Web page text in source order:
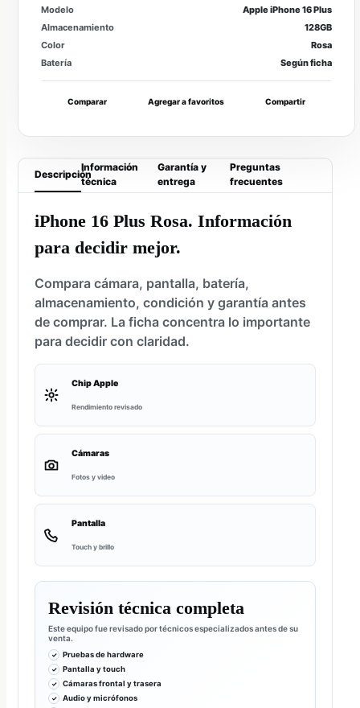
Modelo
Apple iPhone 16 Plus
Almacenamiento
128GB
Color
Rosa
Batería
Según ficha
Comparar Agregar a favoritos Compartir
Descripción
Información
técnica
Garantía y
entrega
Preguntas
frecuentes
iPhone 16 Plus Rosa. Información
para decidir mejor.
Compara cámara, pantalla, batería,
almacenamiento, condición y garantía antes
de comprar. La ficha concentra lo importante
para decidir con claridad.
Chip Apple
Rendimiento revisado
Cámaras
Fotos y video
Pantalla
Touch y brillo
Revisión técnica completa
Este equipo fue revisado por técnicos especializados antes de su
venta.
Pruebas de hardware
Pantalla y touch
Cámaras frontal y trasera
Audio y micrófonos